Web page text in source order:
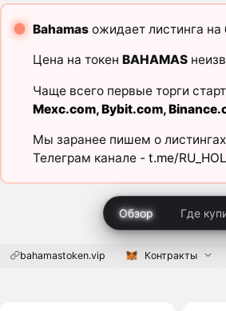
Bahamasожидает листинга на
Цена на токен BAHAMAS
Чаще всего первые торги
Mexc.com,Bybit.com,
Мы заранее пишем о листингах
Телеграм канале - t.me/
Обзор Где
bahamastoken.vip Контракты